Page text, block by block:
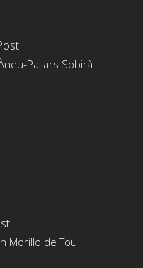
Pallars Sobirà
Morillo de Tou